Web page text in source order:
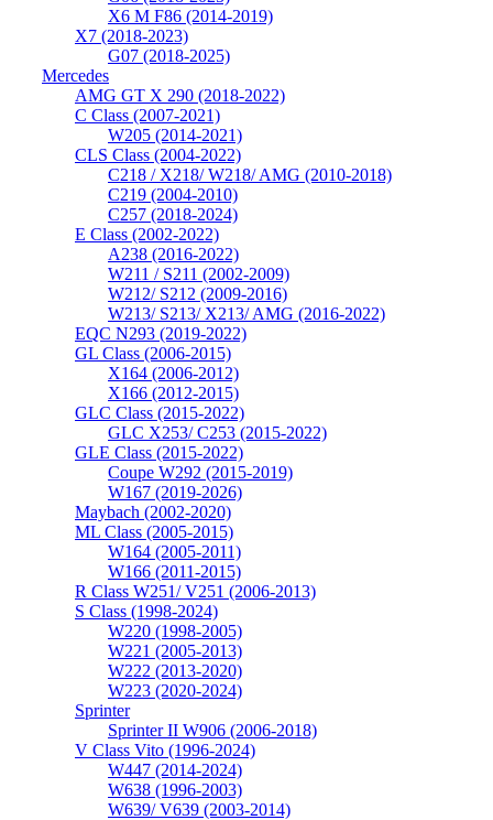
X6 M F86 (2014-2019)
X7 (2018-2023)
G07 (2018-2025)
Mercedes
AMG GT X 290 (2018-2022)
C Class (2007-2021)
W205 (2014-2021)
CLS Class (2004-2022)
C218 / X218/ W218/ AMG (2010-2018)
C219 (2004-2010)
C257 (2018-2024)
E Class (2002-2022)
A238 (2016-2022)
W211 / S211 (2002-2009)
W212/ S212 (2009-2016)
W213/ S213/ X213/ AMG (2016-2022)
EQC N293 (2019-2022)
GL Class (2006-2015)
X164 (2006-2012)
X166 (2012-2015)
GLC Class (2015-2022)
GLC X253/ C253 (2015-2022)
GLE Class (2015-2022)
Coupe W292 (2015-2019)
W167 (2019-2026)
Maybach (2002-2020)
ML Class (2005-2015)
W164 (2005-2011)
W166 (2011-2015)
R Class W251/ V251 (2006-2013)
S Class (1998-2024)
W220 (1998-2005)
W221 (2005-2013)
W222 (2013-2020)
W223 (2020-2024)
Sprinter
Sprinter II W906 (2006-2018)
V Class Vito (1996-2024)
W447 (2014-2024)
W638 (1996-2003)
W639/ V639 (2003-2014)